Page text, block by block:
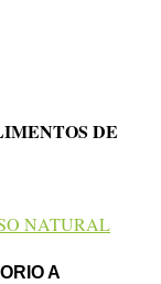
DE
NATURAL
A